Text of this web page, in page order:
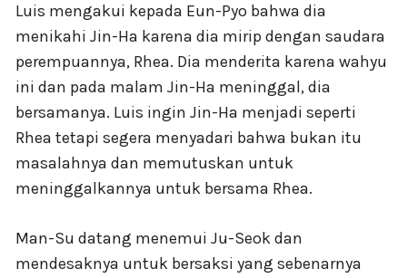
Luis mengakui kepada Eun-Pyo bahwa dia
menikahi Jin-Ha karena dia mirip dengan saudara
perempuannya, Rhea. Dia menderita karena wahyu
ini dan pada malam Jin-Ha meninggal, dia
bersamanya. Luis ingin Jin-Ha menjadi seperti
Rhea tetapi segera menyadari bahwa bukan itu
masalahnya dan memutuskan untuk
meninggalkannya untuk bersama Rhea.
Man-Su datang menemui Ju-Seok dan
mendesaknya untuk bersaksi yang sebenarnya